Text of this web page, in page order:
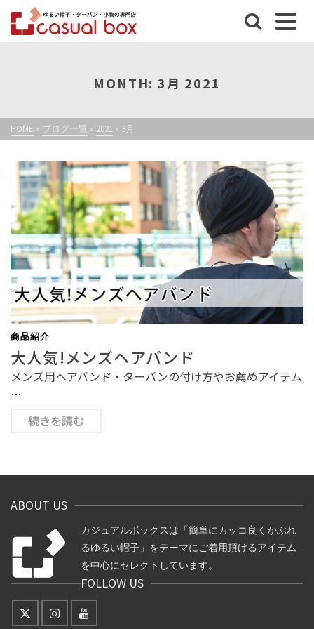
MONTH: 3月 2021
HOME » ブログ一覧 » 2021 » 3月
商品紹介
大人気!メンズヘアバンド
メンズ用ヘアバンド・ターバンの付け方やお薦めアイテム
…
続きを読む
ABOUT US
カジュアルボックスは「簡単にカッコ良くかぶれ
るゆるい帽子」をテーマにご着用頂けるアイテム
を中心にセレクトしています。
FOLLOW US